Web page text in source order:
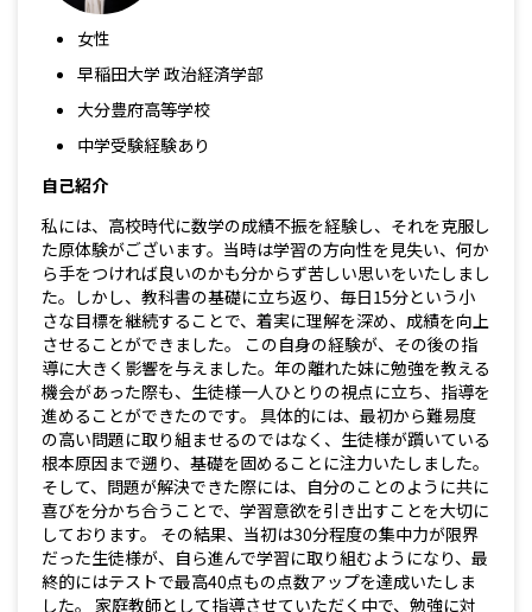
女性
早稲田大学 政治経済学部
大分豊府高等学校
中学受験経験あり
自己紹介
私には、高校時代に数学の成績不振を経験し、それを克服し
た原体験がございます。当時は学習の方向性を見失い、何か
ら手をつければ良いのかも分からず苦しい思いをいたしまし
た。しかし、教科書の基礎に立ち返り、毎日15分という小
さな目標を継続することで、着実に理解を深め、成績を向上
させることができました。 この自身の経験が、その後の指
導に大きく影響を与えました。年の離れた妹に勉強を教える
機会があった際も、生徒様一人ひとりの視点に立ち、指導を
進めることができたのです。 具体的には、最初から難易度
の高い問題に取り組ませるのではなく、生徒様が躓いている
根本原因まで遡り、基礎を固めることに注力いたしました。
そして、問題が解決できた際には、自分のことのように共に
喜びを分かち合うことで、学習意欲を引き出すことを大切に
しております。 その結果、当初は30分程度の集中力が限界
だった生徒様が、自ら進んで学習に取り組むようになり、最
終的にはテストで最高40点もの点数アップを達成いたしま
した。 家庭教師として指導させていただく中で、勉強に対